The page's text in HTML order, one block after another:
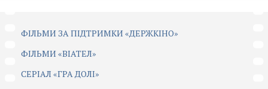
ФІЛЬМИ ЗА ПІДТРИМКИ «ДЕРЖКІНО»
ФІЛЬМИ «ВІАТЕЛ»
СЕРІАЛ «ГРА ДОЛІ»